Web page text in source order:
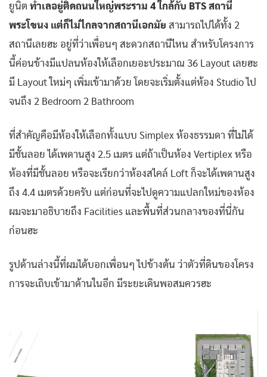
ยูนิต ทำเลอยู่ติดถนนใหญ่พระราม 4 ใกล้กับ BTS สถานี
พระโขนง แต่ก็ไม่ไกลจากสถานีเอกมัย สามารถไปได้ทั้ง 2
สถานีเลยฮะ อยู่ที่ว่าเพื่อนๆ สะดวกสถานีไหน สำหรับโครงการ
นี้ค่อนข้างมีแปลนห้องให้เลือกเยอะประมาณ 36 Layout เลยฮะ
มี Layout ใหม่ๆ เพิ่มเข้ามาด้วย โดยจะเริ่มตั้งแต่ห้อง Studio ไป
จนถึง 2 Bedroom 2 Bathroom
ที่สำคัญคือมีห้องให้เลือกทั้งแบบ Simplex ห้องธรรมดา ที่ไม่ได้
มีชั้นลอย ได้เพดานสูง 2.5 เมตร แต่ถ้าเป็นห้อง Vertiplex หรือ
ห้องที่มีชั้นลอย หรือจะเรียกว่าห้องสไคล์ Loft ก็จะได้เพดานสูง
ถึง 4.4 เมตรด้วยครับ แต่ก่อนที่จะไปดูความแปลกใหม่ของห้อง
ผมจะมาอธิบายถึง Facilities และพื้นที่ส่วนกลางของที่นี่กัน
ก่อนฮะ
รูปด้านล่างนี้ที่ผมได้บอกเพื่อนๆ ไปข้างต้น ว่าตัวที่ดินของโครง
การจะเถิบเข้ามาด้านในอีก มีระยะเดินพอสมควรฮะ